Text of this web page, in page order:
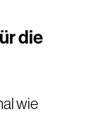
die
wie